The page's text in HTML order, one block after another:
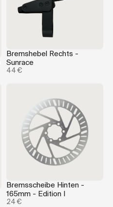
Bremshebel Rechts -
Sunrace
44 €
Bremsscheibe Hinten -
165mm - Edition I
24 €